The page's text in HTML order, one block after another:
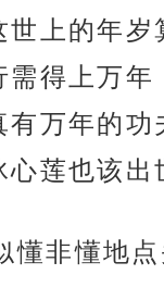
世上的年岁
需得上万年
有万年的功
莲也该出
懂非懂地点